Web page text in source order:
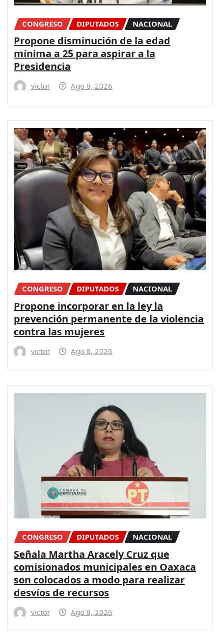
CONGRESO DIPUTADOS NACIONAL
Propone disminución de la edad
mínima a 25 para aspirar a la
Presidencia
victor Ago 8, 2026
CONGRESO DIPUTADOS NACIONAL
Propone incorporar en la ley la
prevención permanente de la violencia
contra las mujeres
victor Ago 8, 2026
CONGRESO DIPUTADOS NACIONAL
Señala Martha Aracely Cruz que
comisionados municipales en Oaxaca
son colocados a modo para realizar
desvíos de recursos
victor Ago 8, 2026